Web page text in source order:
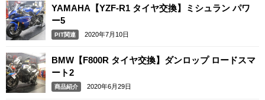
YAMAHA【YZF-R1 タイヤ交換】ミシュラン パワ
ー5
PIT関連 2020年7月10日
BMW【F800R タイヤ交換】ダンロップ ロードスマ
ート2
商品紹介 2020年6月29日